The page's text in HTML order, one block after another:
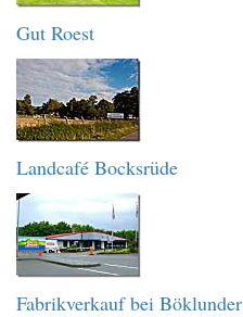
Gut Roest
Landcafé Bocksrüde
Fabrikverkauf bei Böklunder